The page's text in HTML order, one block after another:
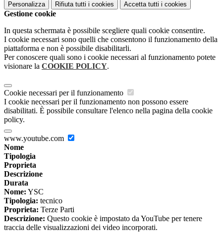
Personalizza Rifiuta tutti i cookies Accetta tutti i cookies
Gestione cookie
In questa schermata è possibile scegliere quali cookie consentire.
I cookie necessari sono quelli che consentono il funzionamento della
piattaforma e non è possibile disabilitarli.
Per conoscere quali sono i cookie necessari al funzionamento potete
visionare la COOKIE POLICY.
Cookie necessari per il funzionamento
I cookie necessari per il funzionamento non possono essere
disabilitati. È possibile consultare l'elenco nella pagina della cookie
policy.
www.youtube.com
Nome
Tipologia
Proprieta
Descrizione
Durata
Nome: YSC
Tipologia: tecnico
Proprieta: Terze Parti
Descrizione: Questo cookie è impostato da YouTube per tenere
traccia delle visualizzazioni dei video incorporati.